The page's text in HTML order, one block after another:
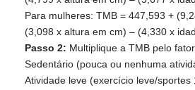
Para mulheres: TMB = 447,593 +
(3,098 x altura em cm) – (4,330 x
Passo 2: Multiplique a TMB pelo
Sedentário (pouca ou nenhuma
Atividade leve (exercício leve/sportes